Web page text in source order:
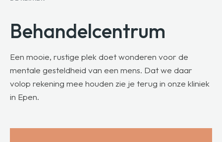
WAAROM U-CENTER
AANMELDEN
Behandelcentrum
Een mooie, rustige plek doet wonderen voor de
mentale gesteldheid van een mens. Dat we daar
volop rekening mee houden zie je terug in onze kliniek
in Epen.